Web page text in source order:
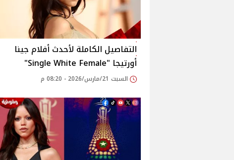
التفاصيل الكاملة لأحدث أفلام جينا
أورتيجا "Single White Female"
السبت 21/مارس/2026 - 08:20 م